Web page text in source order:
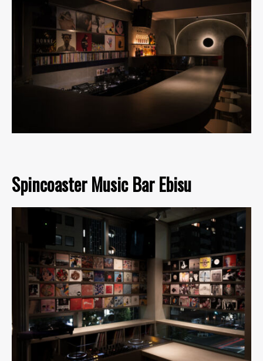
Spincoaster Music Bar Ebisu